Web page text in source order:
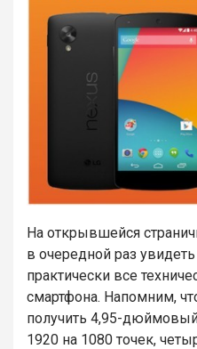
На открывшейся
в очередной раз
практически все
смартфона. Напомним,
получить 4,95-
1920 на 1080 точек,